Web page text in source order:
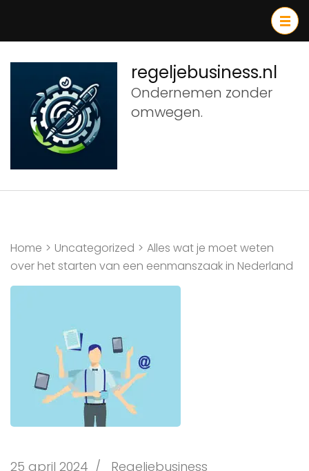
inhoud
(druk
Enter)
regeljebusiness.nl
Ondernemen zonder
omwegen.
Home > Uncategorized > Alles wat je moet weten
over het starten van een eenmanszaak in Nederland
25 april 2024 / Regeljebusiness